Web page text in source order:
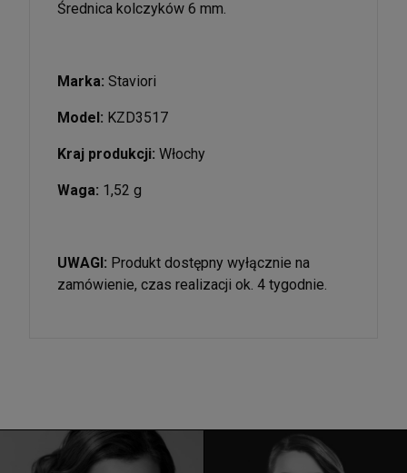
Średnica kolczyków 6 mm.
Marka: Staviori
Model: KZD3517
Kraj produkcji: Włochy
Waga: 1,52 g
UWAGI: Produkt dostępny wyłącznie na
zamówienie, czas realizacji ok. 4 tygodnie.